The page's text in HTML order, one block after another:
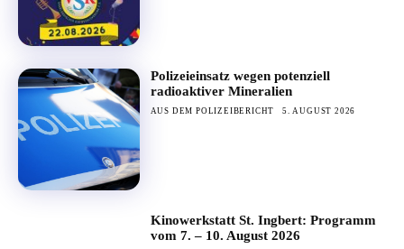
Polizeieinsatz wegen potenziell
radioaktiver Mineralien
AUS DEM POLIZEIBERICHT 5. AUGUST 2026
Kinowerkstatt St. Ingbert: Programm
vom 7. – 10. August 2026